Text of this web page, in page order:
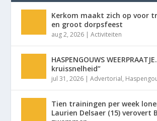
Kerkom maakt zich op voor
en groot dorpsfeest
aug 2, 2026 |Activiteiten
HASPENGOUWS
kruissnelheid”
jul 31, 2026 |Advertorial,
Tien trainingen per week
Laurien Delsaer (15) verovert